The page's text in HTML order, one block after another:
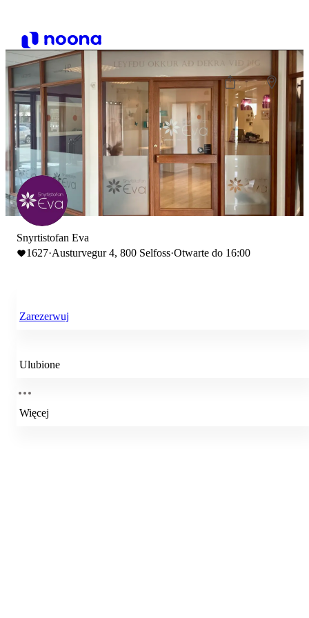
Snyrtistofan Eva
1627·Austurvegur 4, 800 Selfoss·Otwarte do 16:00
Zarezerwuj
Ulubione
Więcej